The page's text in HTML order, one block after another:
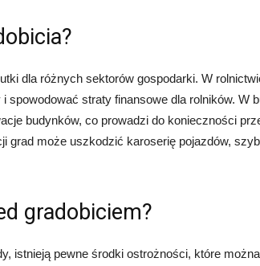
dla różnych sektorów gospodarki. W
straty finansowe dla rolników. W
budynków, co prowadzi do konieczności
grad może uszkodzić karoserię pojazdów,
gradobiciem?
istnieją pewne środki ostrożności, które